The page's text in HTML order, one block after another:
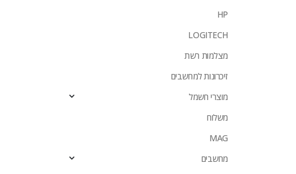
HP
LOGITECH
מצלמות רשת
זיכרונות למחשבים
מוצרי חשמל
משלוח
MAG
מחשבים